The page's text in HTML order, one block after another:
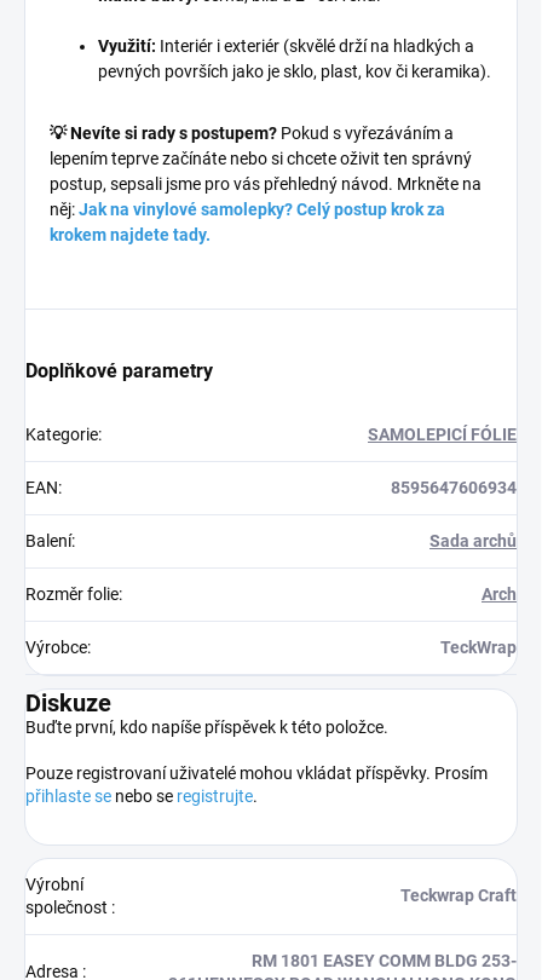
Využití: Interiér i exteriér (skvělé drží na hladkých a
pevných površích jako je sklo, plast, kov či keramika).
💡 Nevíte si rady s postupem? Pokud s vyřezáváním a
lepením teprve začínáte nebo si chcete oživit ten správný
postup, sepsali jsme pro vás přehledný návod. Mrkněte na
něj:Jak na vinylové samolepky? Celý postup krok za
krokem najdete tady.
Doplňkové parametry
Kategorie: SAMOLEPICÍ FÓLIE
EAN: 8595647606934
Balení: Sada archů
Rozměr folie: Arch
Výrobce: TeckWrap
Diskuze
Buďte první, kdo napíše příspěvek k této položce.
Pouze registrovaní uživatelé mohou vkládat příspěvky. Prosím
přihlaste se nebo se registrujte.
Výrobní
společnost :
Teckwrap Craft
Adresa :
RM 1801 EASEY COMM BLDG 253-